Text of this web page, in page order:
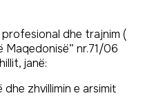
dhe trajnim (
Maqedonisë” nr.71/06
janë:
zhvillimin e arsimit